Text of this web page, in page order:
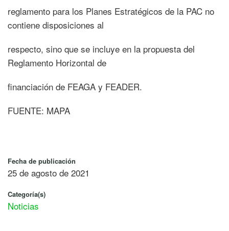
reglamento para los Planes Estratégicos de la PAC no
contiene disposiciones al
respecto, sino que se incluye en la propuesta del
Reglamento Horizontal de
financiación de FEAGA y FEADER.
FUENTE: MAPA
Fecha de publicación
25 de agosto de 2021
Categoría(s)
Noticias